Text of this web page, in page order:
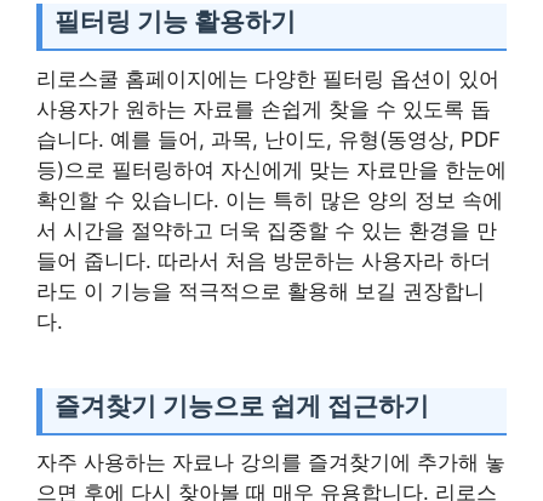
필터링 기능 활용하기
리로스쿨 홈페이지에는 다양한 필터링 옵션이 있어
사용자가 원하는 자료를 손쉽게 찾을 수 있도록 돕
습니다. 예를 들어, 과목, 난이도, 유형(동영상, PDF
등)으로 필터링하여 자신에게 맞는 자료만을 한눈에
확인할 수 있습니다. 이는 특히 많은 양의 정보 속에
서 시간을 절약하고 더욱 집중할 수 있는 환경을 만
들어 줍니다. 따라서 처음 방문하는 사용자라 하더
라도 이 기능을 적극적으로 활용해 보길 권장합니
다.
즐겨찾기 기능으로 쉽게 접근하기
자주 사용하는 자료나 강의를 즐겨찾기에 추가해 놓
으면 후에 다시 찾아볼 때 매우 유용합니다. 리로스